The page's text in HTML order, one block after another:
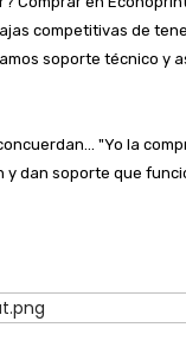
competitivas de
soporte técnico y
"Yo la
y dan soporte que